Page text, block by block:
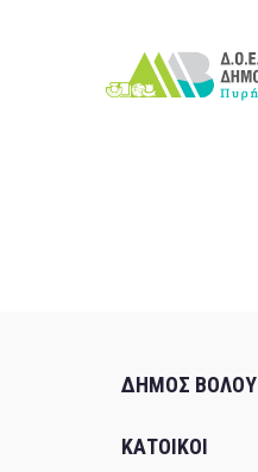
ΔΗΜΟΣ ΒΟΛΟΥ
ΚΑΤΟΙΚΟΙ